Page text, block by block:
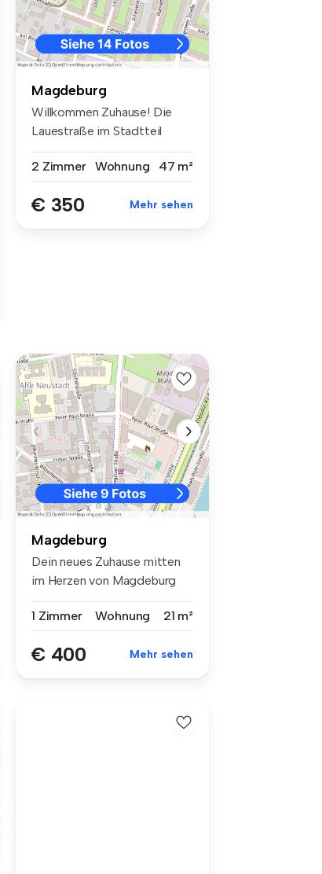
Magdeburg
Willkommen Zuhause! Die
Lauestraße im Stadtteil
2 Zimmer Wohnung 47 m²
€ 350 Mehr sehen
Magdeburg
Dein neues Zuhause mitten
im Herzen von Magdeburg
1 Zimmer
Wohnung 21 m²
€ 400 Mehr sehen